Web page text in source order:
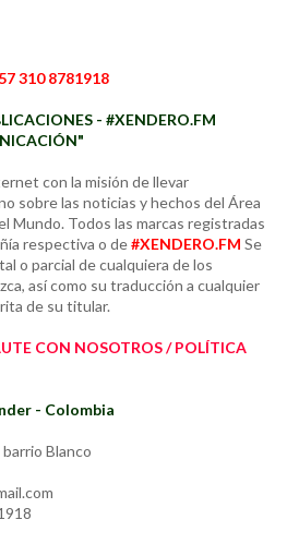
310 8781918
- #XENDERO.FM
con la misión de llevar
sobre las noticias y hechos del Área
Mundo. Todos las marcas registradas
respectiva o de#XENDERO.FM Se
o parcial de cualquiera de los
así como su traducción a cualquier
de su titular.
CON NOSOTROS / POLÍTICA
- Colombia
Blanco